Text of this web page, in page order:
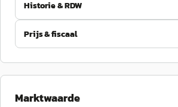
Historie & RDW
Prijs & fiscaal
Marktwaarde